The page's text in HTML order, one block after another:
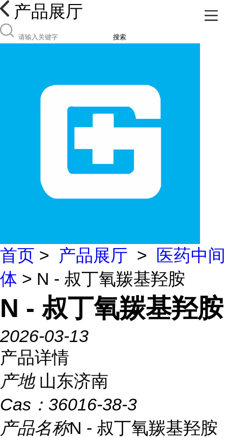
产品展厅
搜索
首页 > 产品展厅 >
医药中间
体 > N - 叔丁氧羰基羟胺
N - 叔丁氧羰基羟胺
2026-03-13
产品详情
产地 山东济南
Cas： 36016-38-3
产品名称N - 叔丁氧羰基羟胺